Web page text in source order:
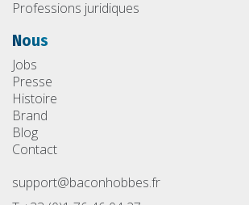
Professions juridiques
Nous
Jobs
Presse
Histoire
Brand
Blog
Contact
support@baconhobbes.fr